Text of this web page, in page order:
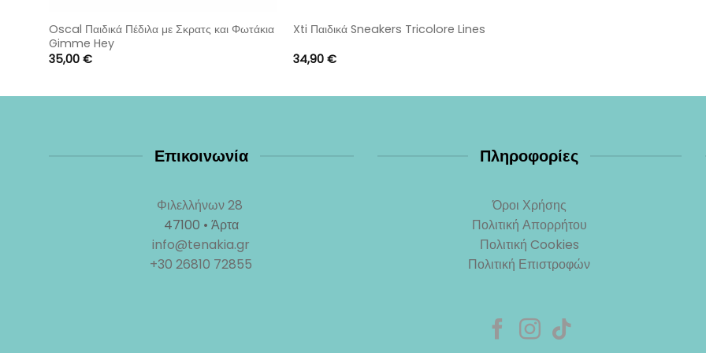
Oscal Παιδικά Πέδιλα με Σκρατς και Φωτάκια
Gimme Hey
35,00 €
Xti Παιδικά Sneakers Tricolore Lines
34,90 €
Επικοινωνία
Φιλελλήνων 28
47100 • Άρτα
info@tenakia.gr
+30 26810 72855
Πληροφορίες
Όροι Χρήσης
Πολιτική Απορρήτου
Πολιτική Cookies
Πολιτική Επιστροφών